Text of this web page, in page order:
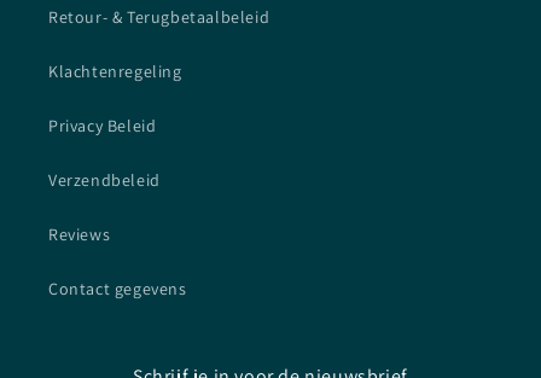
Retour- & Terugbetaalbeleid
Klachtenregeling
Privacy Beleid
Verzendbeleid
Reviews
Contact gegevens